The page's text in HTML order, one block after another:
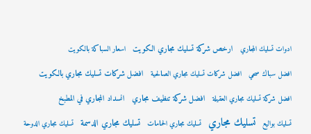
ادوات تسليك المجاري ارخص شركة تسليك مجاري الكويت اسعار السباكة بالكويت
افضل سباك صحي افضل شركات تسليك مجاري الصالحية افضل شركات تسليك مجاري بالكويت
افضل شركة تسليك مجاري العقيلة افضل شركة تنظيف مجاري انسداد المجاري في المطبخ
تسليك بواليع تسليك مجاري تسليك مجاري الحمامات تسليك مجاري الدسمة تسليك مجاري الدوحة